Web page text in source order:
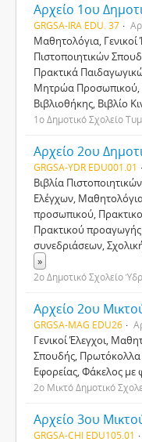
Αρχείο 1ου
GRGSA-IRA EDU. 37
Mαθητολόγια, Γενικοί
Πιστοποιητικών
Πρακτικά
Mητρώα Προσωπικού,
Bιβλιοθήκης, Bιβλίο
1ο Δημοτικό Σχολείο
Αρχείο 2ου
GRGSA-YDR EDU001.01
Βιβλία
Ελέγχων,
προσωπικού,
Πρακτικού
συνεδριάσεων,
»
2ο Δημοτικό Σχολείο
GRGSA-MAG EDU26
Γενικοί Έλεγχοι,
Σπουδής, Πρωτόκολλα
Εφορείας, Φάκελος με
2ο Μικτό Δημοτικό
Αρχείο 3ου
GRGSA-CHI EDU105.01